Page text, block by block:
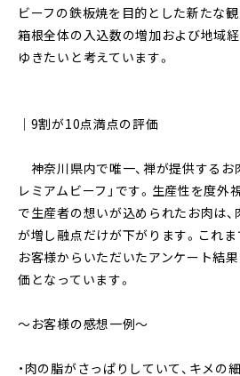
ビーフの鉄板焼を目的とした新たな
箱根全体の入込数の増加および地域
ゆきたいと考えています。
｜9割が10点満点の評価
神奈川県内で唯一、禅が提供するお
レミアムビーフ」です。生産性を度
で生産者の想いが込められたお肉は
が増し融点だけが下がります。これ
お客様からいただいたアンケート結
価となっています。
～お客様の感想一例～
・肉の脂がさっぱりしていて、キメの